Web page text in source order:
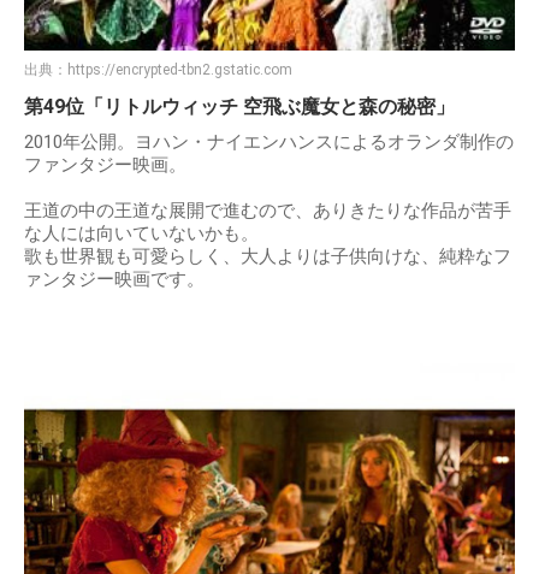
出典： https://encrypted-tbn2.gstatic.com
第49位「リトルウィッチ 空飛ぶ魔女と森の秘密」
2010年公開。ヨハン・ナイエンハンスによるオランダ制作の
ファンタジー映画。
王道の中の王道な展開で進むので、ありきたりな作品が苦手
な人には向いていないかも。
歌も世界観も可愛らしく、大人よりは子供向けな、純粋なフ
ァンタジー映画です。